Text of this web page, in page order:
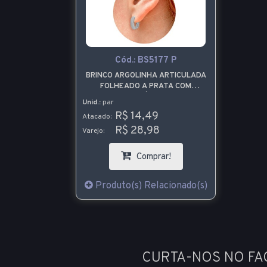
Cód.: BS5177 P
BRINCO ARGOLINHA ARTICULADA
FOLHEADO A PRATA COM
Unid.: par
Atacado: R$ 14,49
Varejo: R$ 28,98
Comprar!
Produto(s) Relacionado(s)
CURTA-NOS NO